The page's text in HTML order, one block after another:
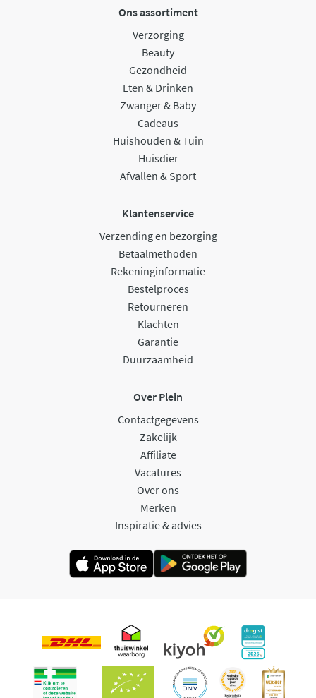
Ons assortiment
Verzorging
Beauty
Gezondheid
Eten & Drinken
Zwanger & Baby
Cadeaus
Huishouden & Tuin
Huisdier
Afvallen & Sport
Klantenservice
Verzending en bezorging
Betaalmethoden
Rekeninginformatie
Bestelproces
Retourneren
Klachten
Garantie
Duurzaamheid
Over Plein
Contactgegevens
Zakelijk
Affiliate
Vacatures
Over ons
Merken
Inspiratie & advies